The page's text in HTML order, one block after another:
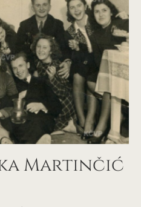
Martinčić